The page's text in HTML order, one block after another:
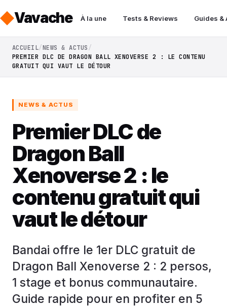
Vavache À la une Tests & Reviews Guides &
ACCUEIL NEWS & ACTUS
PREMIER DLC DE DRAGON BALL XENOVERSE 2 : LE CONTENU
GRATUIT QUI VAUT LE DÉTOUR
NEWS & ACTUS
Premier DLC de
Dragon Ball
Xenoverse 2 : le
contenu gratuit qui
vaut le détour
Bandai offre le 1er DLC gratuit de
Dragon Ball Xenoverse 2 : 2 persos,
1 stage et bonus communautaire.
Guide rapide pour en profiter en 5